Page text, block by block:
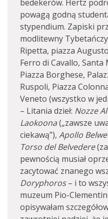
bedekerów. Hertz
powagą godną
stypendium. Zapiski
modlitewny
Ripetta, piazza
Ferro di Cavallo,
Piazza Borghese,
Ruspoli, Piazza
Veneto (wszystko w
– Litania dzieł: Nozze
Laokoona(„zawsze
ciekawą”), Apollo
Torso del Belvedere
pewnością musiał
zacytować znanego
Doryphoros– i to
muzeum Pio-
opisywałam